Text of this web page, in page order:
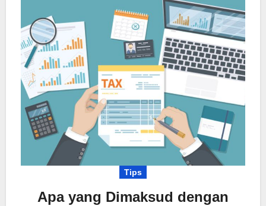
Tips
Apa yang Dimaksud dengan